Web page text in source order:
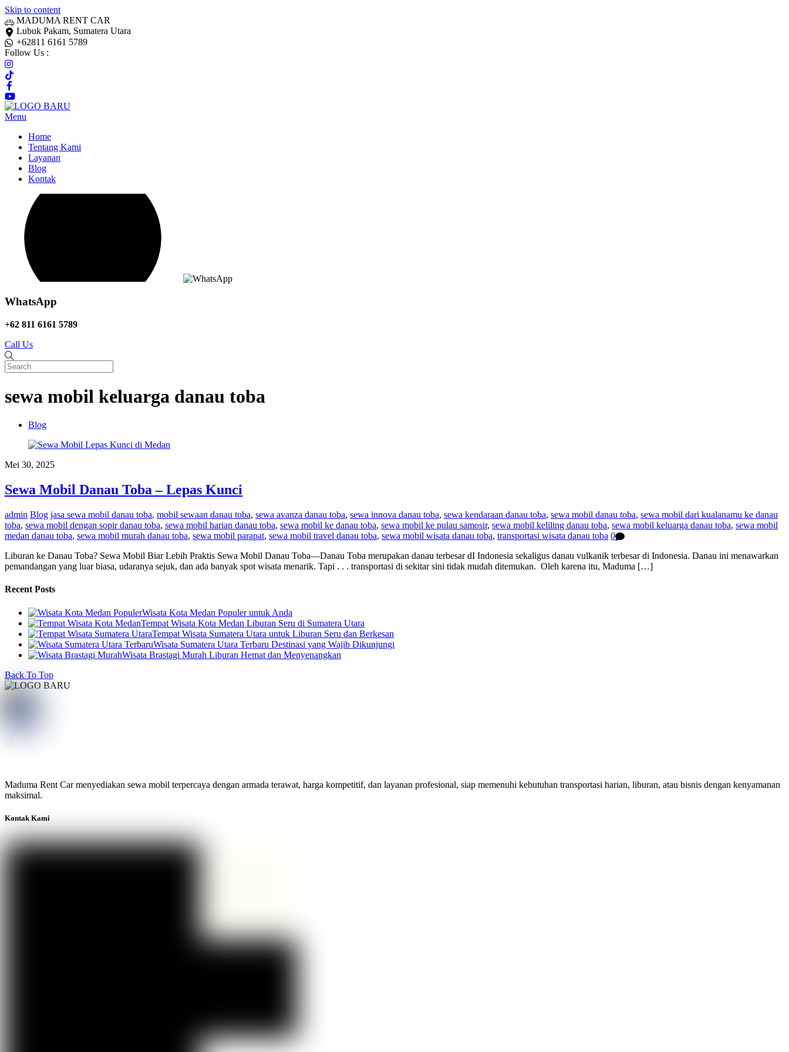
Skip to content
MADUMA RENT CAR
Lubuk Pakam, Sumatera Utara
+62811 6161 5789
Follow Us :
Menu
Home
Tentang Kami
Layanan
Blog
Kontak
WhatsApp
+62 811 6161 5789
Call Us
sewa mobil keluarga danau toba
Blog
Mei 30, 2025
Sewa Mobil Danau Toba – Lepas Kunci
admin Blog jasa sewa mobil danau toba, mobil sewaan danau toba, sewa avanza danau toba, sewa innova danau toba, sewa kendaraan danau toba, sewa mobil danau toba, sewa mobil dari kualanamu ke danau
toba, sewa mobil dengan sopir danau toba, sewa mobil harian danau toba, sewa mobil ke danau toba, sewa mobil ke pulau samosir, sewa mobil keliling danau toba, sewa mobil keluarga danau toba, sewa mobil
medan danau toba, sewa mobil murah danau toba, sewa mobil parapat, sewa mobil travel danau toba, sewa mobil wisata danau toba, transportasi wisata danau toba 0
Liburan ke Danau Toba? Sewa Mobil Biar Lebih Praktis Sewa Mobil Danau Toba—Danau Toba merupakan danau terbesar dI Indonesia sekaligus danau vulkanik terbesar di Indonesia. Danau ini menawarkan
pemandangan yang luar biasa, udaranya sejuk, dan ada banyak spot wisata menarik. Tapi . . . transportasi di sekitar sini tidak mudah ditemukan. Oleh karena itu, Maduma […]
Recent Posts
Wisata Kota Medan Populer untuk Anda
Tempat Wisata Kota Medan Liburan Seru di Sumatera Utara
Tempat Wisata Sumatera Utara untuk Liburan Seru dan Berkesan
Wisata Sumatera Utara Terbaru Destinasi yang Wajib Dikunjungi
Wisata Brastagi Murah Liburan Hemat dan Menyenangkan
Back To Top
Maduma Rent Car menyediakan sewa mobil terpercaya dengan armada terawat, harga kompetitif, dan layanan profesional, siap memenuhi kebutuhan transportasi harian, liburan, atau bisnis dengan kenyamanan
maksimal.
Kontak Kami